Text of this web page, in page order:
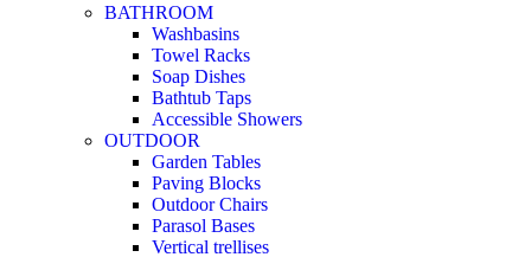
BATHROOM
Washbasins
Towel Racks
Soap Dishes
Bathtub Taps
Accessible Showers
OUTDOOR
Garden Tables
Paving Blocks
Outdoor Chairs
Parasol Bases
Vertical trellises